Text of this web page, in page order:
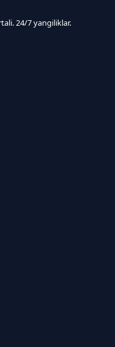
24/7 yangiliklar.